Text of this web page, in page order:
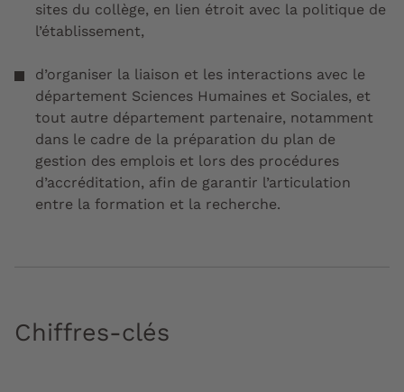
sites du collège, en lien étroit avec la politique de
l’établissement,
d’organiser la liaison et les interactions avec le
département Sciences Humaines et Sociales, et
tout autre département partenaire, notamment
dans le cadre de la préparation du plan de
gestion des emplois et lors des procédures
d’accréditation, afin de garantir l’articulation
entre la formation et la recherche.
Chiffres-clés